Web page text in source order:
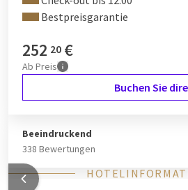
Bestpreisgarantie
252 20 €
Ab Preis
Buchen Sie
Beeindruckend
338 Bewertungen